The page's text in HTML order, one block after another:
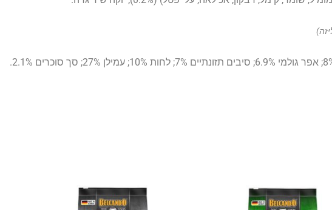
טווח
מחירים:
למוצר
זה
טווח
מחירים:
למוצר
זה